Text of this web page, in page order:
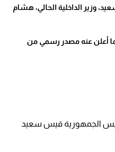
وزير الداخلية الحالي، هشام
ما أعلن عنه مصدر رسمي من
الجمهورية قيس سعيد